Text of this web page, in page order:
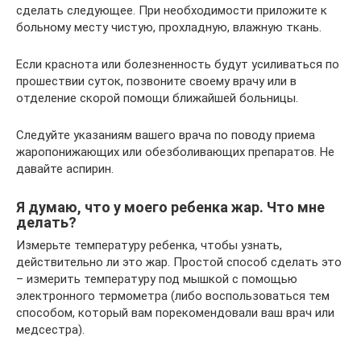
сделать следующее. При необходимости приложите к
больному месту чистую, прохладную, влажную ткань.
Если краснота или болезненность будут усиливаться по
прошествии суток, позвоните своему врачу или в
отделение скорой помощи ближайшей больницы.
Следуйте указаниям вашего врача по поводу приема
жаропонижающих или обезболивающих препаратов. Не
давайте аспирин.
Я думаю, что у моего ребенка жар. Что мне
делать?
Измерьте температуру ребенка, чтобы узнать,
действительно ли это жар. Простой способ сделать это
– измерить температуру под мышкой с помощью
электронного термометра (либо воспользоваться тем
способом, который вам порекомендовали ваш врач или
медсестра).